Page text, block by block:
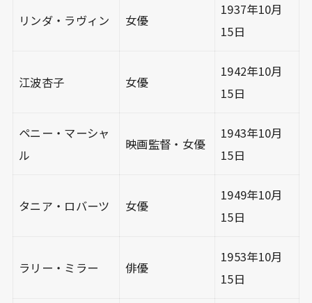
リンダ・ラヴィン 女優
1937年10月
15日
江波杏子 女優
1942年10月
15日
ペニー・マーシャ
ル
映画監督・女優
1943年10月
15日
タニア・ロバーツ 女優
1949年10月
15日
ラリー・ミラー 俳優
1953年10月
15日